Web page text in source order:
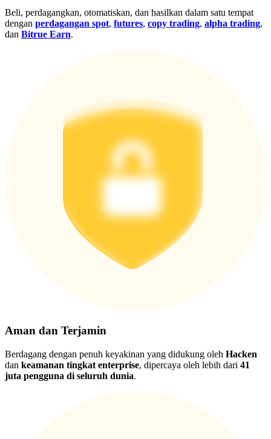
Beli, perdagangkan, otomatiskan, dan hasilkan dalam satu tempat
dengan perdagangan spot, futures, copy trading, alpha trading,
dan Bitrue Earn.
Aman dan Terjamin
Berdagang dengan penuh keyakinan yang didukung oleh Hacken
dan keamanan tingkat enterprise, dipercaya oleh lebih dari 41
juta pengguna di seluruh dunia.